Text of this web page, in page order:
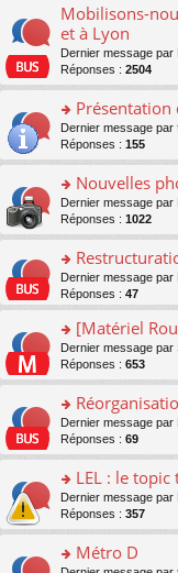
s
ré
c
e
nt
lu
le
pl
u
c
e
nt
s
a
g
e
n
lu
le
pl
u
s
ré
nt
er
le
m
e
s
s
a
g
e
n
lu
le
pl
u
s
ré
c
nt
o
n
ult
er
le
m
e
s
s
a
g
e
n
o
n
lu
le
pl
u
s
ré
nt
Mobilisons-
et à Lyon
Dernier message par
Réponses : 2504
o
n
s
ult
er
le
m
e
s
s
a
g
e
n
o
le
pl
u
s
ré
c
e
Dernier message par
Réponses : 155
o
n
s
ult
er
le
m
s
s
a
g
e
n
o
le
pl
u
s
ré
c
Nouvelles
Dernier message par
Réponses : 1022
o
n
s
ult
er
le
s
s
a
g
e
n
o
le
Dernier message par
Réponses : 47
o
n
s
ult
er
le
m
e
s
s
a
g
n
[Matériel
Dernier message par
Réponses : 653
o
n
s
ult
er
le
m
e
s
Dernier message par
Réponses : 69
o
n
s
ult
er
LEL : le
Dernier message par
Réponses : 357
Métro D